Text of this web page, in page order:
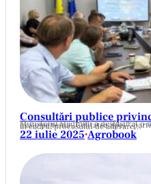
Consultări publice
Ministerul Mediului a desfășurat o nouă rundă de consultări publice axate pe tema „Calitatea apei”, parte integrantă a Capitolului 27 – Mediu, în cadrul procesului de aderare…
22 iulie 2025•Agrobook